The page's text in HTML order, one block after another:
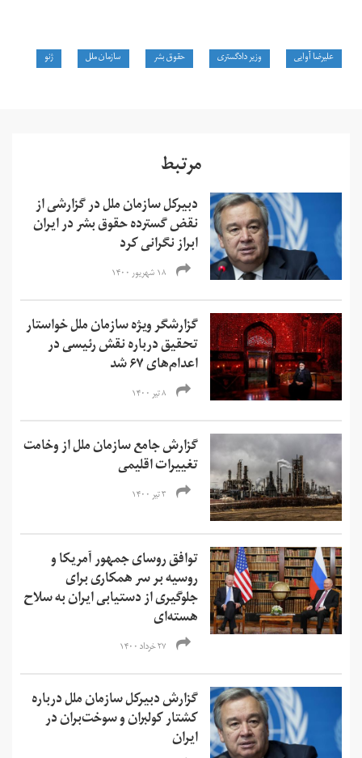
علیرضا آوایی وزیر دادگستری حقوق بشر سازمان ملل ژنو
مرتبط
دبیرکل سازمان ملل در گزارشی از
نقض گسترده حقوق بشر در ایران
ابراز نگرانی کرد
۱۸ شهریور ۱۴۰۰
گزارشگر ویژه سازمان ملل خواستار
تحقیق درباره نقش رئیسی در
اعدام‌های ۶۷ شد
۸ تیر ۱۴۰۰
گزارش جامع سازمان ملل از وخامت
تغییرات اقلیمی
۳ تیر ۱۴۰۰
توافق روسای جمهور آمریکا و
روسیه بر سر همکاری برای
جلوگیری از دستیابی ایران به سلاح
هسته‌ای
۲۷ خرداد ۱۴۰۰
گزارش دبیرکل سازمان ملل درباره
کشتار کولبران و سوخت‌بران در
ایران